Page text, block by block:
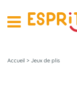
Accueil > Jeux de plis